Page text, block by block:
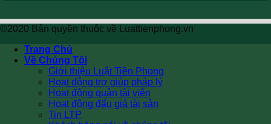
©2020 Bản quyền thuộc về Luattienphong.vn
Trang Chủ
Về Chúng Tôi
Giới thiệu Luật Tiền Phong
Hoạt động trợ giúp pháp lý
Hoạt động quản tài viên
Hoạt động đấu giá tài sản
Tin LTP